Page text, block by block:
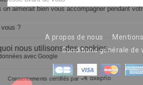
A propos de nous
Conditions générale de